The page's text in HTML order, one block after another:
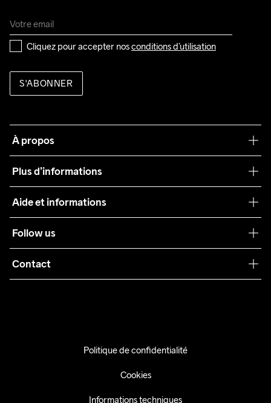
Cliquez pour accepter nos conditions d’utilisation
S'ABONNER
À propos
Plus d’informations
Teamwear
Durabilité
Collaborations
Aide et informations
Conditions générales
Retours
Follow us
Contact
Politique de confidentialité
Cookies
Informations techniques